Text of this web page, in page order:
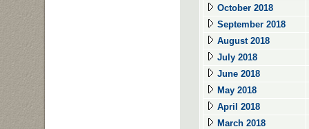
October 2018
September 2018
August 2018
July 2018
June 2018
May 2018
April 2018
March 2018